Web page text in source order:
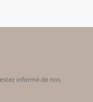
informé de nos